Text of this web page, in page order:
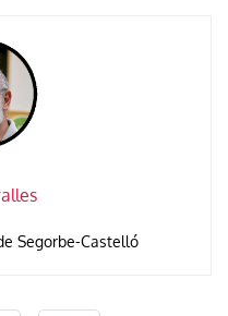
Segorbe-Castelló